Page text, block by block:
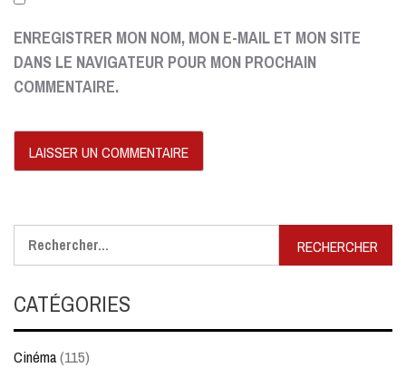
ENREGISTRER MON NOM, MON E-MAIL ET MON SITE
DANS LE NAVIGATEUR POUR MON PROCHAIN
COMMENTAIRE.
Rechercher :
CATÉGORIES
Cinéma(115)